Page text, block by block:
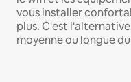
vous installer
plus. C'est
moyenne ou longue